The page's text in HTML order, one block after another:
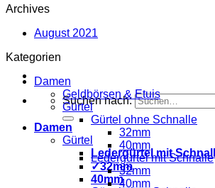
Suchen nach:
Damen
Gürtel
Ledergürtel mit
✓32mm
40mm
Archives
August 2021
Kategorien
Damen
Geldbörsen & Etuis
Gürtel
Gürtel ohne Schnalle
32mm
40mm
Ledergürtel mit Schnalle
32mm
40mm